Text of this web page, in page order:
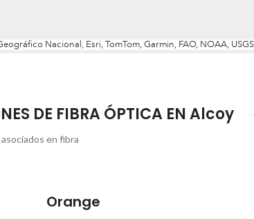
DE FIBRA ÓPTICA EN Alcoy
en fibra
Orange